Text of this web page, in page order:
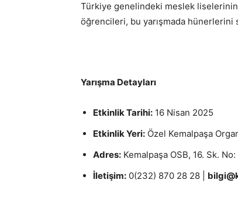
Türkiye genelindeki meslek liselerinin
öğrencileri, bu yarışmada hünerlerini
Yarışma Detayları
Etkinlik Tarihi: 16 Nisan 2025
Etkinlik Yeri: Özel Kemalpaşa
Adres: Kemalpaşa OSB, 16. Sk.
İletişim: 0(232) 870 28 28 |